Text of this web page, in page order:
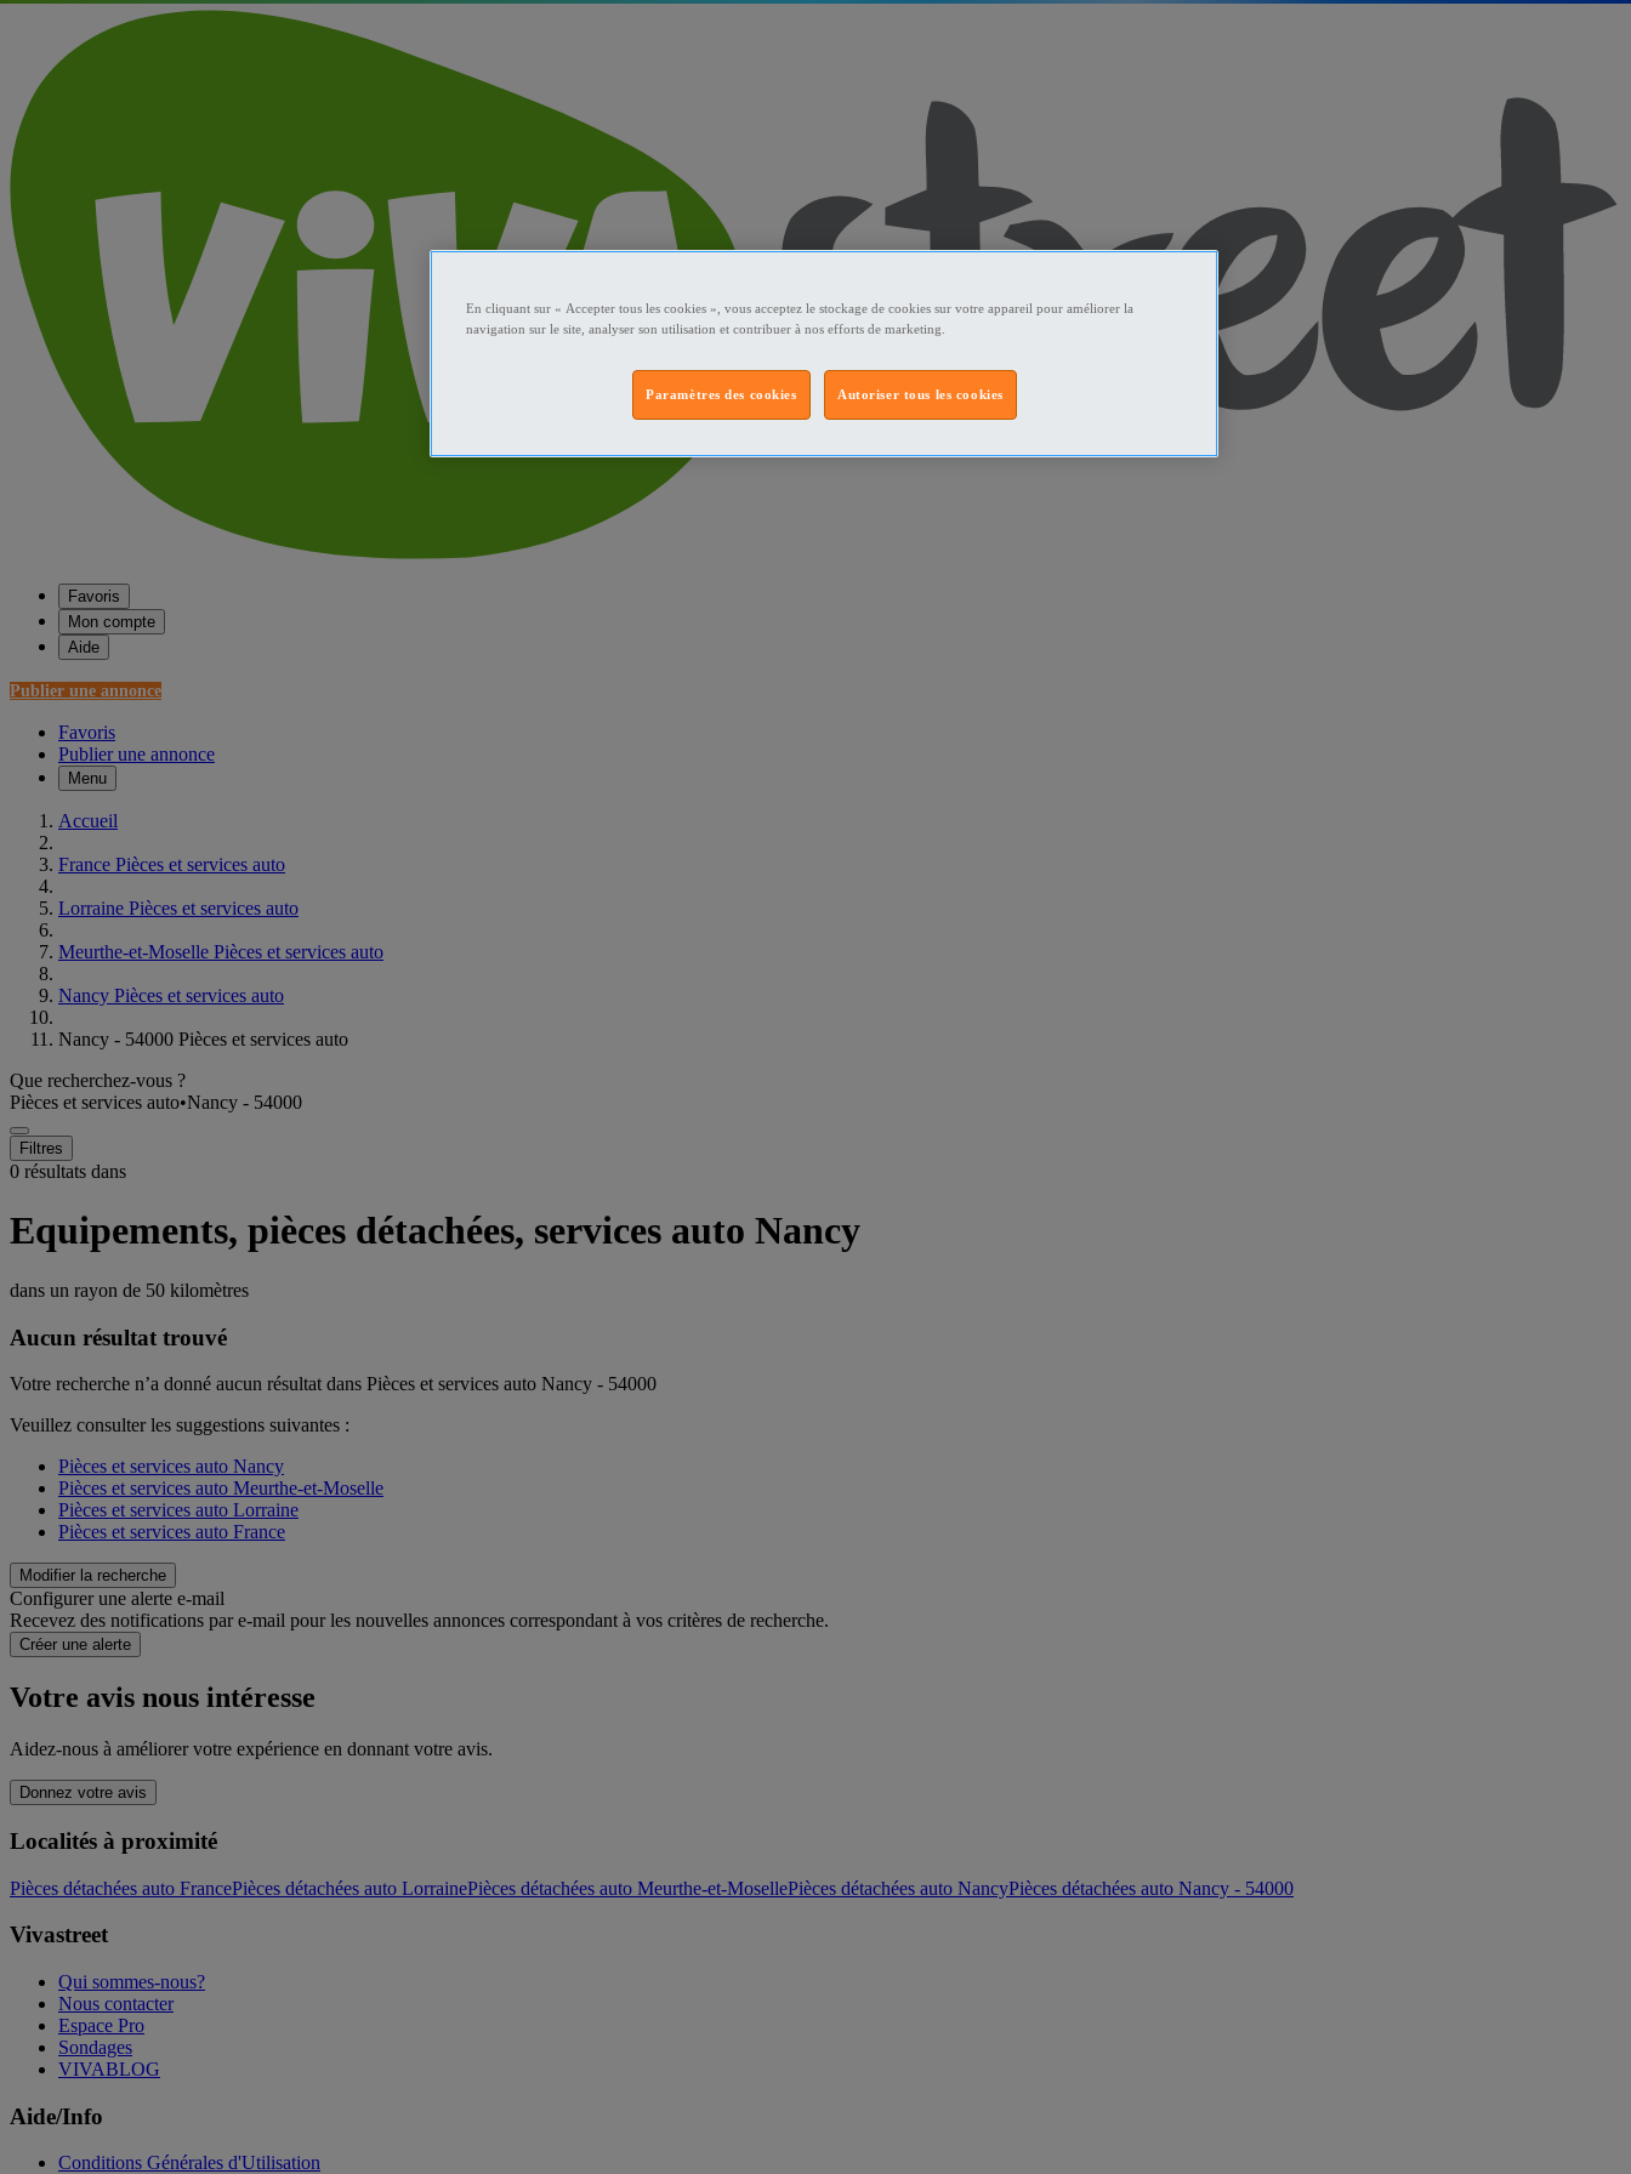
Favoris
Mon compte
Aide
Publier une annonce
Favoris
Publier une annonce
Menu
Accueil
France Pièces et services auto
Lorraine Pièces et services auto
Meurthe-et-Moselle Pièces et services auto
Nancy Pièces et services auto
Nancy - 54000 Pièces et services auto
Que recherchez-vous ?
Pièces et services auto•Nancy - 54000
Filtres
0 résultats dans
Equipements, pièces détachées, services auto Nancy
dans un rayon de 50 kilomètres
Aucun résultat trouvé
Votre recherche n’a donné aucun résultat dans Pièces et services auto Nancy - 54000
Veuillez consulter les suggestions suivantes :
Pièces et services auto Nancy
Pièces et services auto Meurthe-et-Moselle
Pièces et services auto Lorraine
Pièces et services auto France
Modifier la recherche
Configurer une alerte e-mail
Recevez des notifications par e-mail pour les nouvelles annonces correspondant à vos critères de recherche.
Créer une alerte
Votre avis nous intéresse
Aidez-nous à améliorer votre expérience en donnant votre avis.
Donnez votre avis
Localités à proximité
Pièces détachées auto FrancePièces détachées auto LorrainePièces détachées auto Meurthe-et-MosellePièces détachées auto NancyPièces détachées auto Nancy - 54000
Vivastreet
Qui sommes-nous?
Nous contacter
Espace Pro
Sondages
VIVABLOG
Aide/Info
Conditions Générales d'Utilisation
En cliquant sur « Accepter tous les cookies », vous acceptez le stockage de cookies sur votre appareil pour améliorer la
navigation sur le site, analyser son utilisation et contribuer à nos efforts de marketing.
Autoriser tous les cookies
Paramètres des cookies